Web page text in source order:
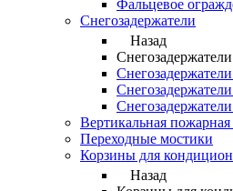
Фальцевое
Снегозадержатели
Назад
Снегозадержатели
Вертикальная
Переходные мостики
Корзины для
Назад